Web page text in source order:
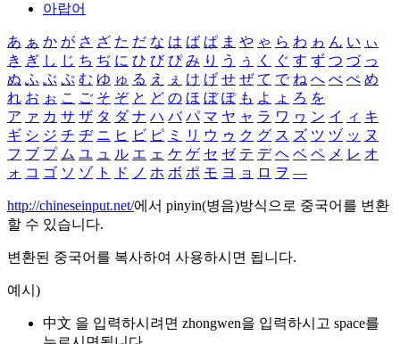
아랍어
あ ぁ か が さ ざ た だ な は ば ぱ ま や ゃ ら わ ゎ ん い ぃ
き ぎ し じ ち ぢ に ひ び ぴ み り う ぅ く ぐ す ず つ づ っ
ぬ ふ ぶ ぷ む ゆ ゅ る え ぇ け げ せ ぜ て で ね へ べ ぺ め
れ お ぉ こ ご そ ぞ と ど の ほ ぼ ぽ も よ ょ ろ を
ア ァ カ サ ザ タ ダ ナ ハ バ パ マ ヤ ャ ラ ワ ヮ ン イ ィ キ
ギ シ ジ チ ヂ ニ ヒ ビ ピ ミ リ ウ ゥ ク グ ス ズ ツ ヅ ッ ヌ
フ ブ プ ム ユ ュ ル エ ェ ケ ゲ セ ゼ テ デ ヘ ベ ペ メ レ オ
ォ コ ゴ ソ ゾ ト ド ノ ホ ボ ポ モ ヨ ョ ロ ヲ ―
http://chineseinput.net/에서 pinyin(병음)방식으로 중국어를 변환
할 수 있습니다.
변환된 중국어를 복사하여 사용하시면 됩니다.
예시)
中文 을 입력하시려면 zhongwen을 입력하시고 space를